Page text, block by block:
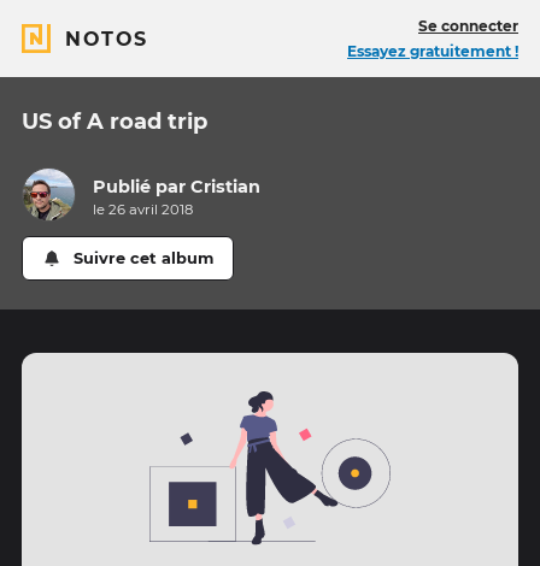
NOTOS
Se connecter
Essayez gratuitement !
US of A road trip
Publié parCristian
le 26 avril 2018
Suivre cet album